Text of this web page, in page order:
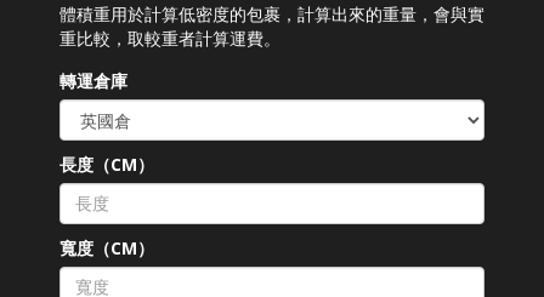
體積重用於計算低密度的包裹，計算出來的重量，會與實
重比較，取較重者計算運費。
轉運倉庫
長度（CM）
寬度（CM）